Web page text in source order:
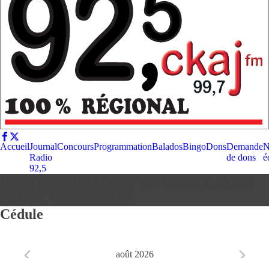
AccueilJournal
Radio
92,5
ConcoursProgrammationBaladosBingoDonsDemande
de dons
Cédule
août 2026